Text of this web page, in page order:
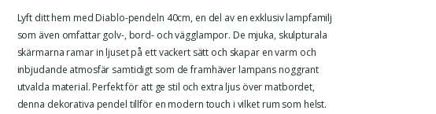
Lyft ditt hem med Diablo-pendeln 40cm, en del av en exklusiv lampfamilj
som även omfattar golv-, bord- och vägglampor. De mjuka, skulpturala
skärmarna ramar in ljuset på ett vackert sätt och skapar en varm och
inbjudande atmosfär samtidigt som de framhäver lampans noggrant
utvalda material. Perfekt för att ge stil och extra ljus över matbordet,
denna dekorativa pendel tillför en modern touch i vilket rum som helst.